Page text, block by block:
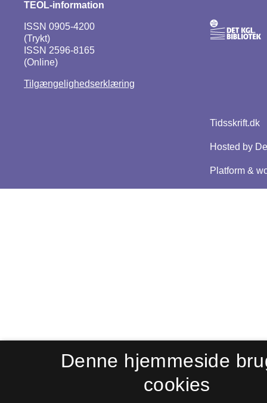
TEOL-information
ISSN 0905-4200
(Trykt)
ISSN 2596-8165
(Online)
Tilgængelighedserklæring
Denne hjemmeside
cookies